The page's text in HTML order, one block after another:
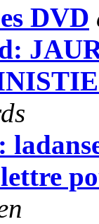
DVD